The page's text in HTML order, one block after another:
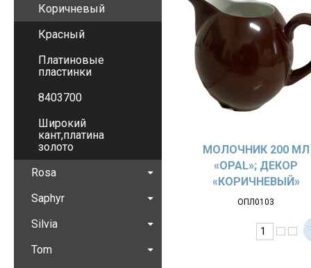
МОЛОЧНИК 200 МЛ
«OPAL»; ДЕКОР
«КОРИЧНЕВЫЙ»
ОПЛ0103
Коричневый
Красный
Платиновые
пластинки
8403700
Широкий
кант,платина
золото
Rosa
Saphyr
Silvia
Tom